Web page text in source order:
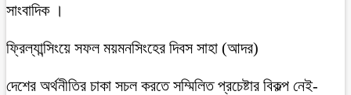
সাংবাদিক ।
ফ্রিল্যান্সিংয়ে সফল ময়মনসিংহের দিবস সাহা (আদর)
দেশের অর্থনীতির চাকা সচল করতে সম্মিলিত প্রচেষ্টার বিকল্প নেই-